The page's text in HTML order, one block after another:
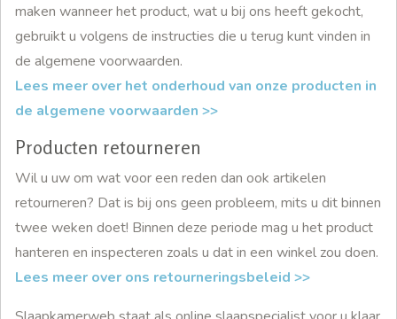
maken wanneer het product, wat u bij ons heeft gekocht,
gebruikt u volgens de instructies die u terug kunt vinden in
de algemene voorwaarden.
Lees meer over het onderhoud van onze producten in
de algemene voorwaarden >>
Producten retourneren
Wil u uw om wat voor een reden dan ook artikelen
retourneren? Dat is bij ons geen probleem, mits u dit binnen
twee weken doet! Binnen deze periode mag u het product
hanteren en inspecteren zoals u dat in een winkel zou doen.
Lees meer over ons retourneringsbeleid >>